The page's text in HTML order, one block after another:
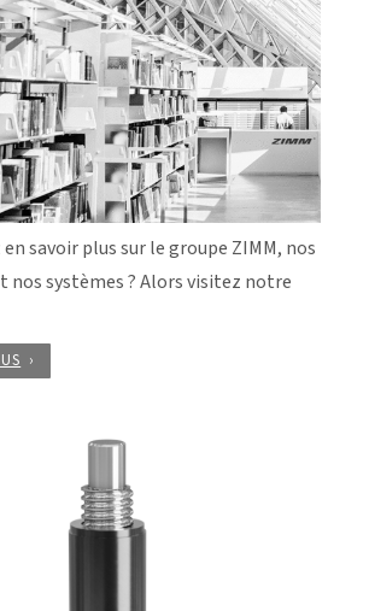
savoir plus sur le groupe ZIMM, nos
nos systèmes ? Alors visitez notre